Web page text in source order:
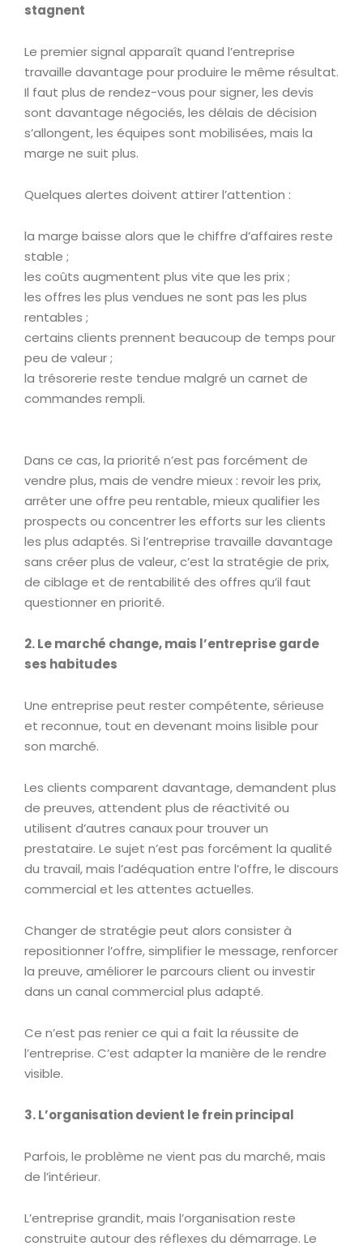
stagnent
Le premier signal apparaît quand l’entreprise
travaille davantage pour produire le même résultat.
Il faut plus de rendez-vous pour signer, les devis
sont davantage négociés, les délais de décision
s’allongent, les équipes sont mobilisées, mais la
marge ne suit plus.
Quelques alertes doivent attirer l’attention :
la marge baisse alors que le chiffre d’affaires reste
stable ;
les coûts augmentent plus vite que les prix ;
les offres les plus vendues ne sont pas les plus
rentables ;
certains clients prennent beaucoup de temps pour
peu de valeur ;
la trésorerie reste tendue malgré un carnet de
commandes rempli.
Dans ce cas, la priorité n’est pas forcément de
vendre plus, mais de vendre mieux : revoir les prix,
arrêter une offre peu rentable, mieux qualifier les
prospects ou concentrer les efforts sur les clients
les plus adaptés. Si l’entreprise travaille davantage
sans créer plus de valeur, c’est la stratégie de prix,
de ciblage et de rentabilité des offres qu’il faut
questionner en priorité.
2. Le marché change, mais l’entreprise garde
ses habitudes
Une entreprise peut rester compétente, sérieuse
et reconnue, tout en devenant moins lisible pour
son marché.
Les clients comparent davantage, demandent plus
de preuves, attendent plus de réactivité ou
utilisent d’autres canaux pour trouver un
prestataire. Le sujet n’est pas forcément la qualité
du travail, mais l’adéquation entre l’offre, le discours
commercial et les attentes actuelles.
Changer de stratégie peut alors consister à
repositionner l’offre, simplifier le message, renforcer
la preuve, améliorer le parcours client ou investir
dans un canal commercial plus adapté.
Ce n’est pas renier ce qui a fait la réussite de
l’entreprise. C’est adapter la manière de le rendre
visible.
3. L’organisation devient le frein principal
Parfois, le problème ne vient pas du marché, mais
de l’intérieur.
L’entreprise grandit, mais l’organisation reste
construite autour des réflexes du démarrage. Le